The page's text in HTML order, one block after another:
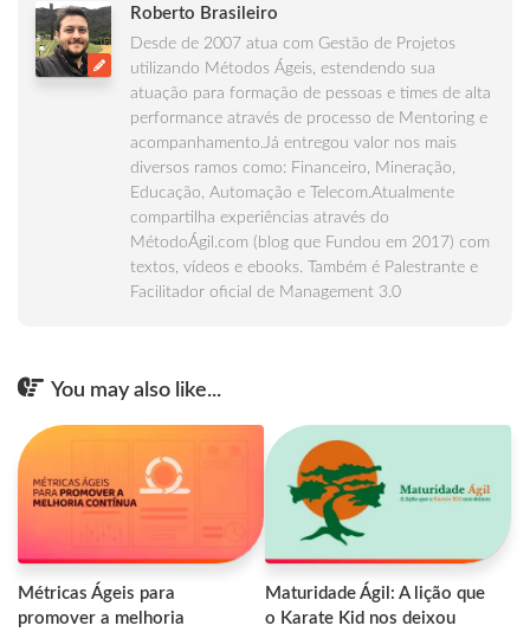
Roberto Brasileiro
Desde de 2007 atua com Gestão de Projetos
utilizando Métodos Ágeis, estendendo sua
atuação para formação de pessoas e times de alta
performance através de processo de Mentoring e
acompanhamento.Já entregou valor nos mais
diversos ramos como: Financeiro, Mineração,
Educação, Automação e Telecom.Atualmente
compartilha experiências através do
MétodoÁgil.com (blog que Fundou em 2017) com
textos, vídeos e ebooks. Também é Palestrante e
Facilitador oficial de Management 3.0
You may also like...
Métricas Ágeis para
promover a melhoria
Maturidade Ágil: A lição que
o Karate Kid nos deixou